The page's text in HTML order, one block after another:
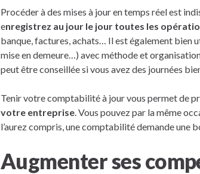
Procéder à des mises à jour en temps réel est
enregistrez au jour le jour toutes les
banque, factures, achats… Il est également bien
mise en demeure…) avec méthode et organisation.
peut être conseillée si vous avez des journées
Tenir votre comptabilité à jour vous permet de
votre entreprise . Vous pouvez par la même
l’aurez compris, une comptabilité demande une
Augmenter ses